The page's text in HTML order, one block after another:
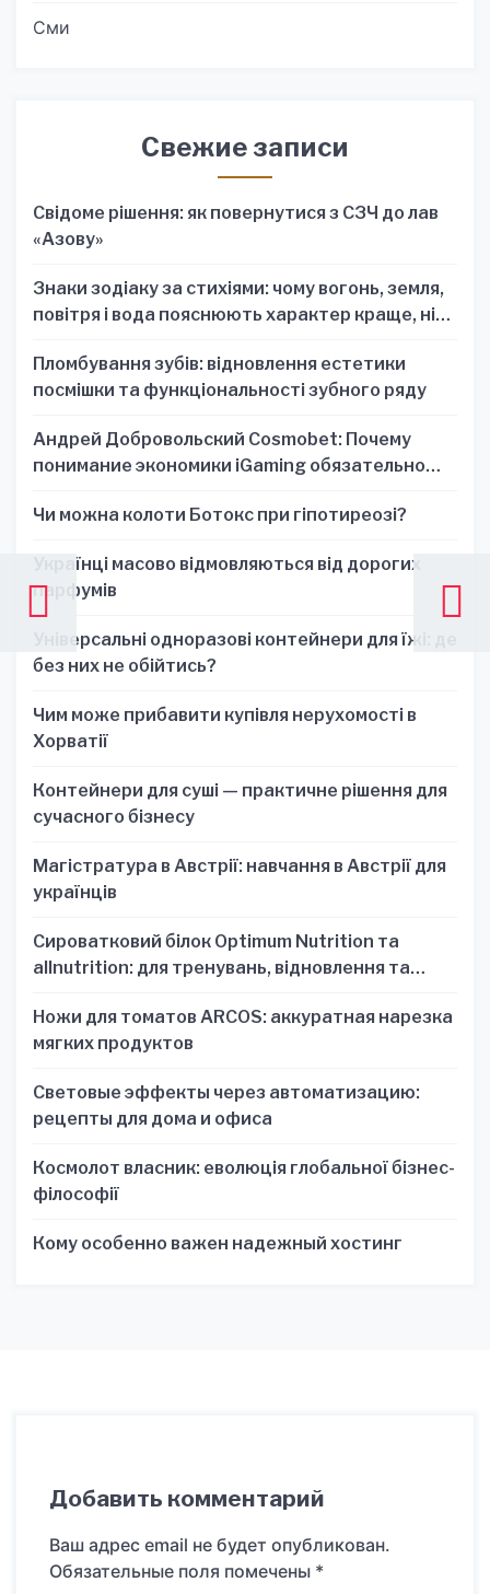
Сми
Свежие записи
Свідоме рішення: як повернутися з СЗЧ до лав
«Азову»
Знаки зодіаку за стихіями: чому вогонь, земля,
повітря і вода пояснюють характер краще, ніж
Пломбування зубів: відновлення естетики
посмішки та функціональності зубного ряду
Андрей Добровольский Cosmobet: Почему
понимание экономики iGaming обязательно
Чи можна колоти Ботокс при гіпотиреозі?
Українці масово відмовляються від дорогих
парфумів
Універсальні одноразові контейнери для їжі: де
без них не обійтись?
Чим може прибавити купівля нерухомості в
Хорватії
Контейнери для суші — практичне рішення для
сучасного бізнесу
Магістратура в Австрії: навчання в Австрії для
українців
Сироватковий білок Optimum Nutrition та
allnutrition: для тренувань, відновлення та
Ножи для томатов ARCOS: аккуратная нарезка
мягких продуктов
Световые эффекты через автоматизацию:
рецепты для дома и офиса
Космолот власник: еволюція глобальної бізнес-
філософії
Кому особенно важен надежный хостинг
Добавить комментарий
Ваш адрес email не будет опубликован.
Обязательные поля помечены *